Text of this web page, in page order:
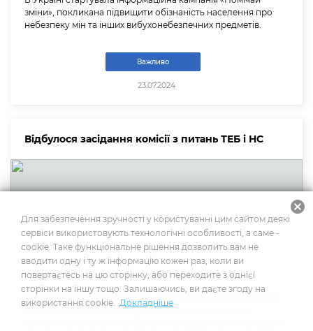
зміни», покликана підвищити обізнаність населення про
небезпеку мін та інших вибухонебезпечних предметів.
Важливо
23.07.2024
Відбулося засідання комісії з питань ТЕБ і НС
19 липня 2024 року заступник міського голови Олександр
Васильєв провів чергове засідання комісії з питань
Для забезпечення зручності у користуванні цим сайтом деякі
сервіси використовують технологічні особливості, а саме -
cookie. Таке функціональне рішення дозволить вам не
вводити одну і ту ж інформацію кожен раз, коли ви
повертаєтесь на цю сторінку, або переходите з однієї
сторінки на іншу тощо. Залишаючись, ви даєте згоду на
використання cookie. Докладніше
cancel